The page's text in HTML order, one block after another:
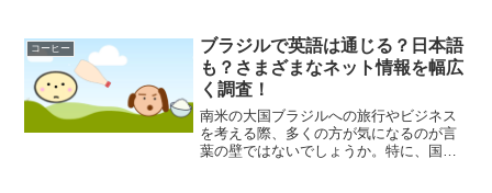
から多忙なビジネスパーソンに至るま
で、カフェインによる精神的...
コーヒー
ブラジルで英語は通じる？日本語
も？さまざまなネット情報を幅広
く調査！
南米の大国ブラジルへの旅行やビジネス
を考える際、多くの方が気になるのが言
葉の壁ではないでしょうか。特に、国際